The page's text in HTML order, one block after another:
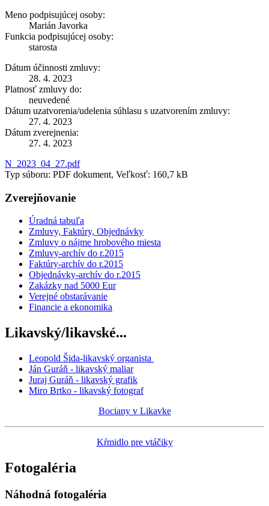
Meno podpisujúcej osoby:
Marián Javorka
Funkcia podpisujúcej osoby:
starosta
Dátum účinnosti zmluvy:
28. 4. 2023
Platnosť zmluvy do:
neuvedené
Dátum uzatvorenia/udelenia súhlasu s uzatvorením zmluvy:
27. 4. 2023
Dátum zverejnenia:
27. 4. 2023
N_2023_04_27.pdf
Typ súboru: PDF dokument, Veľkosť: 160,7 kB
Zverejňovanie
Úradná tabuľa
Zmluvy, Faktúry, Objednávky
Zmluvy o nájme hrobového miesta
Zmluvy-archív do r.2015
Faktúry-archív do r.2015
Objednávky-archív do r.2015
Zakázky nad 5000 Eur
Verejné obstarávanie
Financie a ekonomika
Likavský/likavské...
Leopold Šida-likavský organista
Ján Guráň - likavský maliar
Juraj Guráň - likavský grafik
Miro Brtko - likavský fotograf
Bociany v Likavke
Kŕmidlo pre vtáčiky
Fotogaléria
Náhodná fotogaléria